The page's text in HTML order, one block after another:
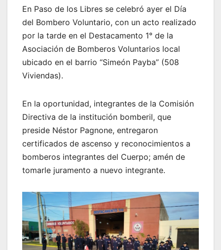
En Paso de los Libres se celebró ayer el Día
del Bombero Voluntario, con un acto realizado
por la tarde en el Destacamento 1° de la
Asociación de Bomberos Voluntarios local
ubicado en el barrio “Simeón Payba” (508
Viviendas).
En la oportunidad, integrantes de la Comisión
Directiva de la institución bomberil, que
preside Néstor Pagnone, entregaron
certificados de ascenso y reconocimientos a
bomberos integrantes del Cuerpo; amén de
tomarle juramento a nuevo integrante.